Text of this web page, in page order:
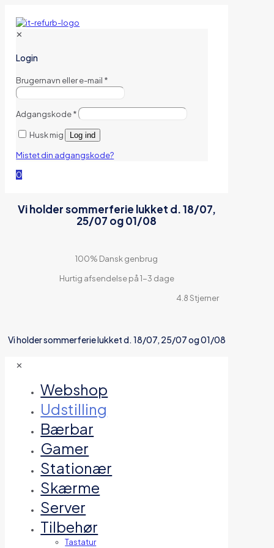
✕
Login
Brugernavn eller e-mail *
Adgangskode*
Husk mig Log ind
Mistet din adgangskode?
0
Vi holder sommerferie lukket d. 18/07,
25/07 og 01/08
100% Dansk genbrug
Hurtig afsendelse på 1-3 dage
4.8 Stjerner
Vi holder sommerferie lukket d. 18/07, 25/07 og 01/08
✕
Webshop
Udstilling
Bærbar
Gamer
Stationær
Skærme
Server
Tilbehør
Tastatur